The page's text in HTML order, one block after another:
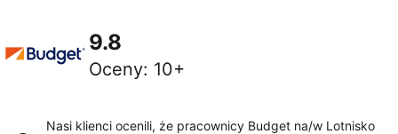
9.8
Oceny: 10+
Nasi klienci ocenili, że pracownicy Budget na/w Lotnisko